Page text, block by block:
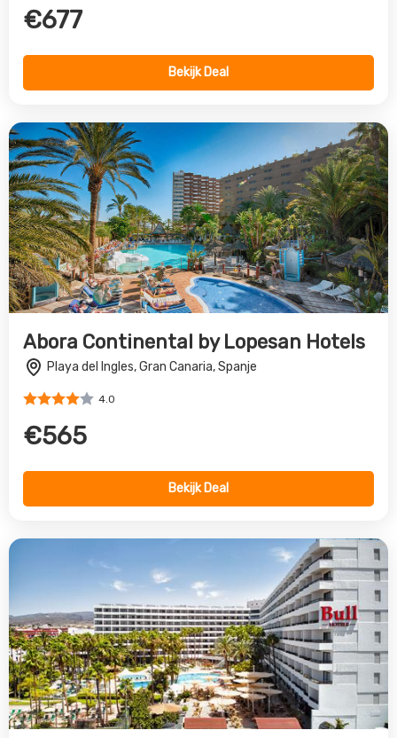
€677
Bekijk Deal
Abora Continental by Lopesan Hotels
Playa del Ingles, Gran Canaria, Spanje
4.0
€565
Bekijk Deal